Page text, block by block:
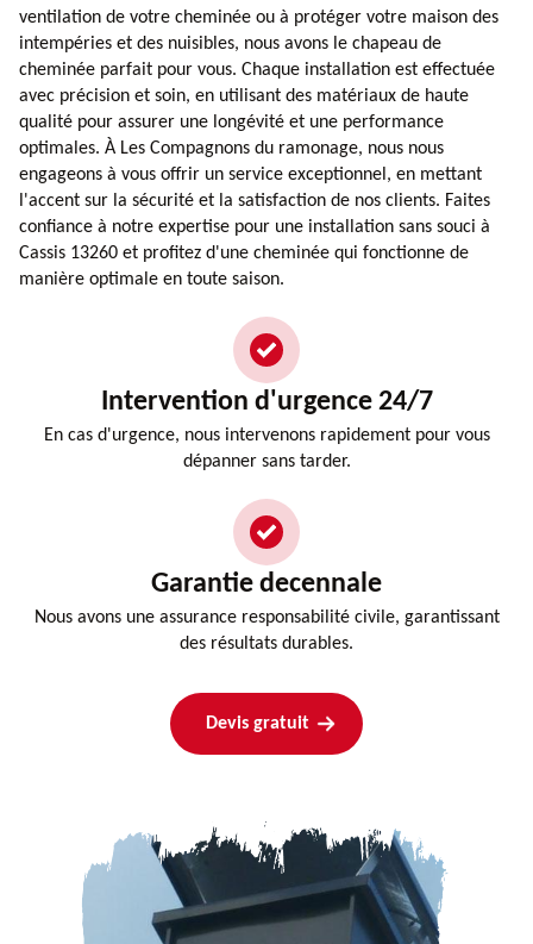
ventilation de votre cheminée ou à protéger votre maison des
intempéries et des nuisibles, nous avons le chapeau de
cheminée parfait pour vous. Chaque installation est effectuée
avec précision et soin, en utilisant des matériaux de haute
qualité pour assurer une longévité et une performance
optimales. À Les Compagnons du ramonage, nous nous
engageons à vous offrir un service exceptionnel, en mettant
l'accent sur la sécurité et la satisfaction de nos clients. Faites
confiance à notre expertise pour une installation sans souci à
Cassis 13260 et profitez d'une cheminée qui fonctionne de
manière optimale en toute saison.
Intervention d'urgence 24/7
En cas d'urgence, nous intervenons rapidement pour vous
dépanner sans tarder.
Garantie decennale
Nous avons une assurance responsabilité civile, garantissant
des résultats durables.
Devis gratuit